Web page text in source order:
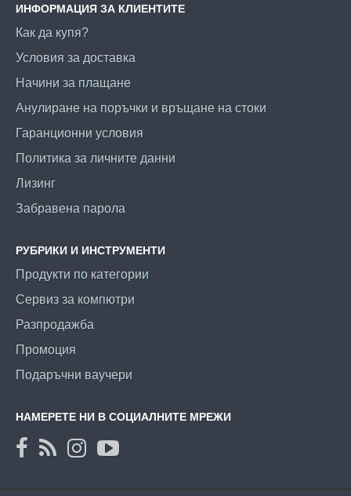
ИНФОРМАЦИЯ ЗА КЛИЕНТИТЕ
Как да купя?
Условия за доставка
Начини за плащане
Анулиране на поръчки и връщане на стоки
Гаранционни условия
Политика за личните данни
Лизинг
Забравена парола
РУБРИКИ И ИНСТРУМЕНТИ
Продукти по категории
Сервиз за компютри
Разпродажба
Промоция
Подаръчни ваучери
НАМЕРЕТЕ НИ В СОЦИАЛНИТЕ МРЕЖИ